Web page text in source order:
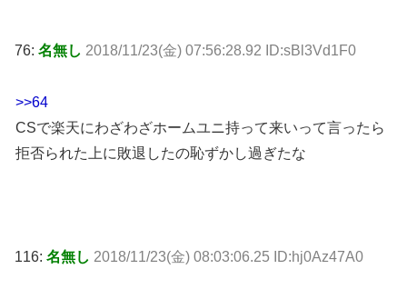
76: 名無し 2018/11/23(金) 07:56:28.92 ID:sBl3Vd1F0
>>64
CSで楽天にわざわざホームユニ持って来いって言ったら
拒否られた上に敗退したの恥ずかし過ぎたな
116: 名無し 2018/11/23(金) 08:03:06.25 ID:hj0Az47A0